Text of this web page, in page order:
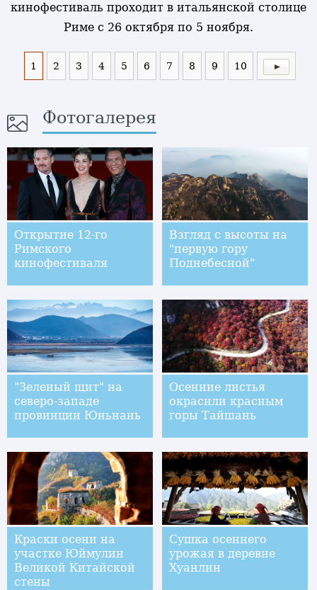
кинофестиваль проходит в итальянской столице
Риме с 26 октября по 5 ноября.
1 2 3 4 5 6 7 8 9 10
Фотогалерея
Открытие 12-го
Римского
кинофестиваля
Взгляд с высоты на
"первую гору
Поднебесной"
"Зеленый щит" на
северо-западе
провинции Юньнань
Осенние листья
окрасили красным
горы Тайшань
Краски осени на
участке Юймулин
Великой Китайской
стены
Сушка осеннего
урожая в деревне
Хуанлин